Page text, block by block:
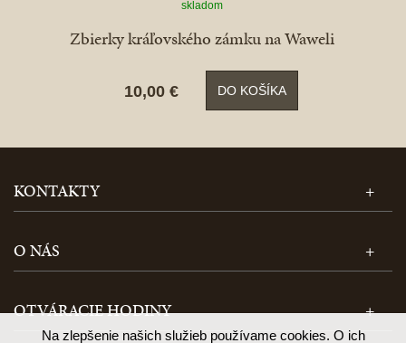
skladom
Zbierky kráľovského zámku na Waweli
10,00 € DO KOŠÍKA
KONTAKTY
O NÁS
OTVÁRACIE HODINY
Na zlepšenie našich služieb používame cookies. O ich